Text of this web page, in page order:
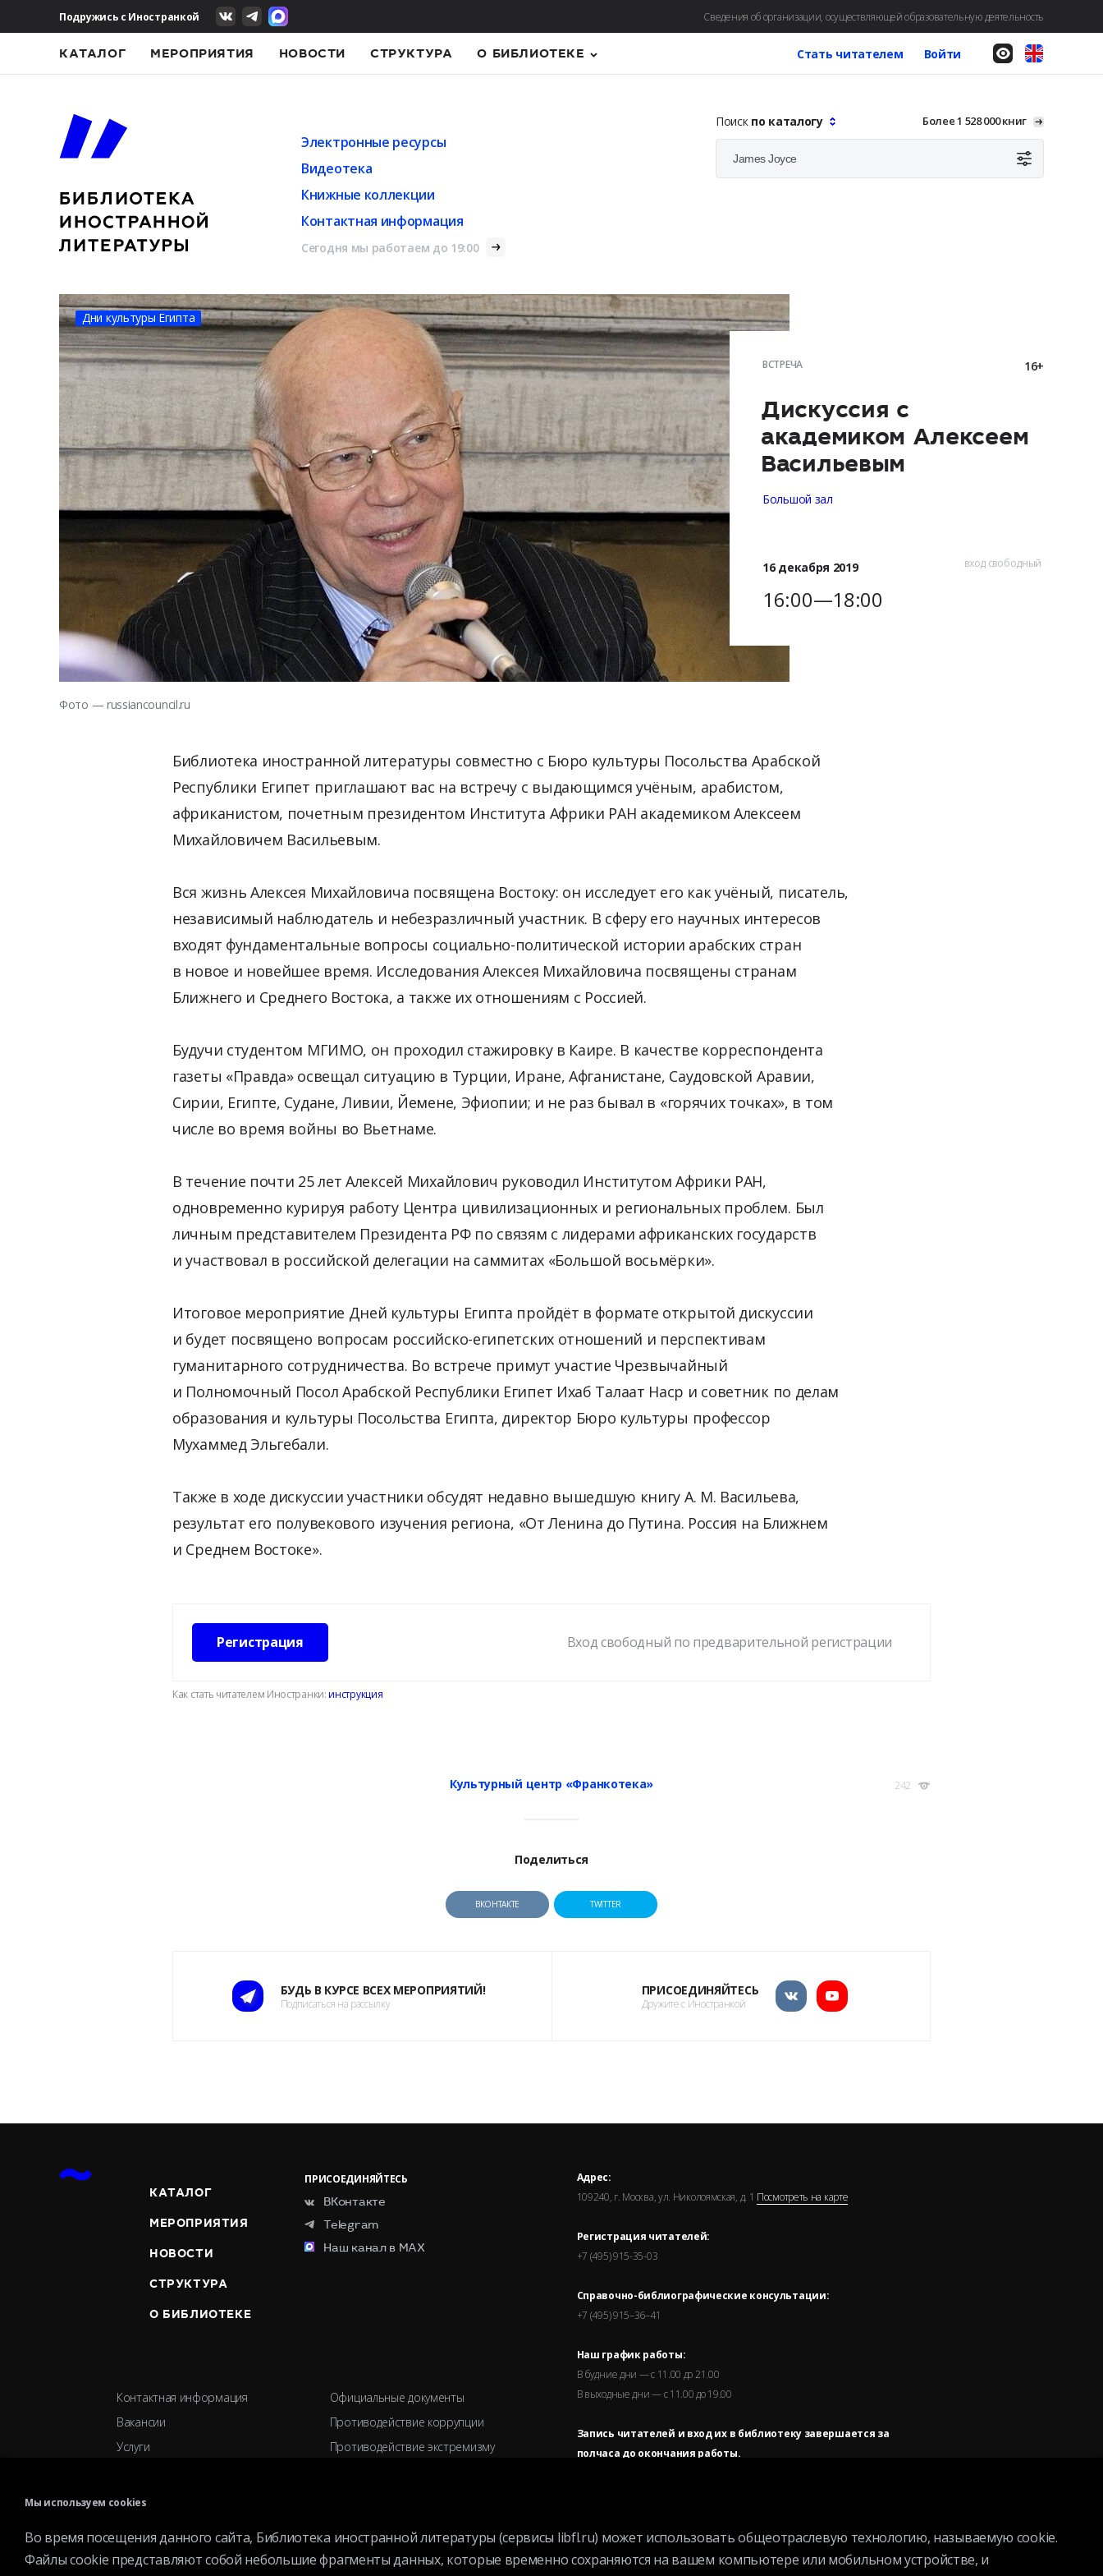
Подружись с Иностранкой Сведения об организации, осуществляющей образовательную деятельность
КАТАЛОГ МЕРОПРИЯТИЯ НОВОСТИ СТРУКТУРА О БИБЛИОТЕКЕ Стать читателем Войти
Электронные ресурсы
Видеотека
Книжные коллекции
Контактная информация
Сегодня мы работаем до 19:00
Поиск по каталогу Более 1 528 000 книг
Дни культуры Египта
Фото — russiancouncil.ru
ВСТРЕЧА 16+
Дискуссия с
академиком Алексеем
Васильевым
Большой зал
16 декабря 2019
16:00—18:00
вход свободный
Библиотека иностранной литературы совместно с Бюро культуры Посольства Арабской
Республики Египет приглашают вас на встречу с выдающимся учёным, арабистом,
африканистом, почетным президентом Института Африки РАН академиком Алексеем
Михайловичем Васильевым.
Вся жизнь Алексея Михайловича посвящена Востоку: он исследует его как учёный, писатель,
независимый наблюдатель и небезразличный участник. В сферу его научных интересов
входят фундаментальные вопросы социально-политической истории арабских стран
в новое и новейшее время. Исследования Алексея Михайловича посвящены странам
Ближнего и Среднего Востока, а также их отношениям с Россией.
Будучи студентом МГИМО, он проходил стажировку в Каире. В качестве корреспондента
газеты «Правда» освещал ситуацию в Турции, Иране, Афганистане, Саудовской Аравии,
Сирии, Египте, Судане, Ливии, Йемене, Эфиопии; и не раз бывал в «горячих точках», в том
числе во время войны во Вьетнаме.
В течение почти 25 лет Алексей Михайлович руководил Институтом Африки РАН,
одновременно курируя работу Центра цивилизационных и региональных проблем. Был
личным представителем Президента РФ по связям с лидерами африканских государств
и участвовал в российской делегации на саммитах «Большой восьмёрки».
Итоговое мероприятие Дней культуры Египта пройдёт в формате открытой дискуссии
и будет посвящено вопросам российско-египетских отношений и перспективам
гуманитарного сотрудничества. Во встрече примут участие Чрезвычайный
и Полномочный Посол Арабской Республики Египет Ихаб Талаат Наср и советник по делам
образования и культуры Посольства Египта, директор Бюро культуры профессор
Мухаммед Эльгебали.
Также в ходе дискуссии участники обсудят недавно вышедшую книгу А. М. Васильева,
результат его полувекового изучения региона, «От Ленина до Путина. Россия на Ближнем
и Среднем Востоке».
Регистрация Вход свободный по предварительной регистрации
Как стать читателем Иностранки:инструкция
242
Культурный центр «Франкотека»
Поделиться
ВКОНТАКТЕ TWITTER
БУДЬ В КУРСЕ ВСЕХ МЕРОПРИЯТИЙ!
Подписаться на рассылку
ПРИСОЕДИНЯЙТЕСЬ
Дружите с Иностранкой
КАТАЛОГ
МЕРОПРИЯТИЯ
НОВОСТИ
СТРУКТУРА
О БИБЛИОТЕКЕ
ПРИСОЕДИНЯЙТЕСЬ
ВКонтакте
Telegram
Наш канал в MAX
Контактная информация
Вакансии
Услуги
Спецпроекты
Официальные документы
Противодействие коррупции
Противодействие экстремизму
Адрес:
109240, г. Москва, ул. Николоямская, д. 1 Посмотреть на карте
Регистрация читателей:
+7 (495) 915-35-03
Справочно-библиографические консультации:
+7 (495) 915–36–41
Наш график работы:
В будние дни — с 11.00 до 21.00
В выходные дни — с 11.00 до 19.00
Запись читателей и вход их в библиотеку завершается за
полчаса до окончания работы.
Мы используем cookies
Во время посещения данного сайта, Библиотека иностранной литературы (сервисы libfl.ru) может использовать общеотраслевую технологию, называемую cookie.
Файлы cookie представляют собой небольшие фрагменты данных, которые временно сохраняются на вашем компьютере или мобильном устройстве, и